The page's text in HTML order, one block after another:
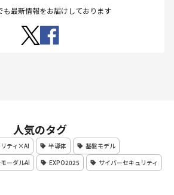
も最新情報をお届けしております
人気のタグ
ティ×AI 半導体
基盤モデル
ーダルAI EXPO2025
サイバーセキュリティ